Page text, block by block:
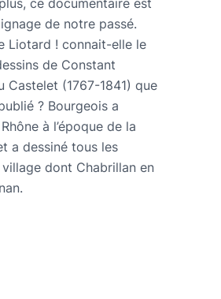
de notre passé.
Liotard ! connait-elle le
de Constant
Castelet (1767-1841) que
? Bourgeois a
à l’époque de la
a dessiné tous les
dont Chabrillan en